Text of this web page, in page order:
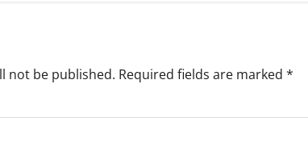
not be published. Required fields are marked *